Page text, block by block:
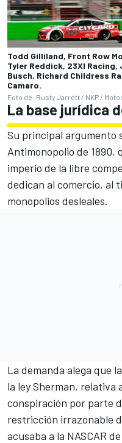
Todd Gilliland, Front Row
Tyler Reddick, 23XI Racing,
Busch, Richard Childress
Camaro.
Foto de: Rusty Jarrett / NKP /
La base jurídica
Su principal argumento
Antimonopolio de 1890,
imperio de la libre
dedican al comercio, al
monopolios desleales.
La demanda alega que
la ley Sherman, relativa
conspiración por parte
restricción irrazonable
acusaba a la NASCAR